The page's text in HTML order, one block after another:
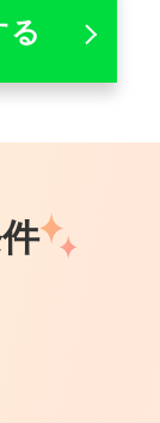
る